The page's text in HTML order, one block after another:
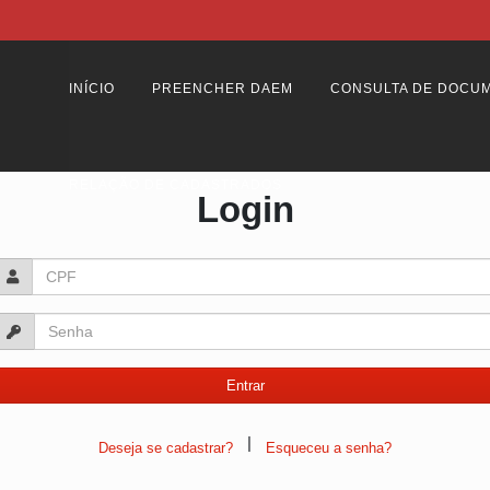
INÍCIO PREENCHER DAEM CONSULTA DE
Login
Deseja se cadastrar? | Esqueceu a senha?